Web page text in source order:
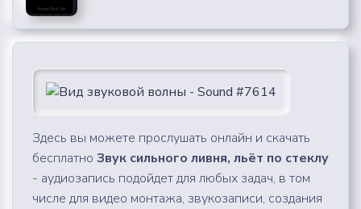
Здесь вы можете прослушать онлайн и скачать
бесплатно Звук сильного ливня, льёт по стеклу
- аудиозапись подойдет для любых задач, в том
числе для видео монтажа, звукозаписи, создания